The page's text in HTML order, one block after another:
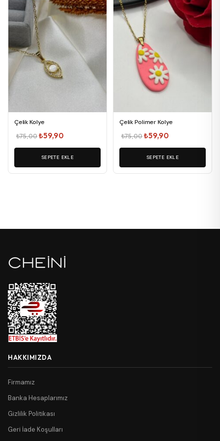
Çelik Kolye
₺75,00Orijinal
fiyat:
₺75,00.
₺59,90
andaki
fiyat:
SEPETE EKLE
Çelik Polimer Kolye
₺75,00Orijinal
fiyat:
₺75,00.
₺59,90
andaki
fiyat:
SEPETE EKLE
HAKKIMIZDA
Firmamız
Banka Hesaplarımız
Gizlilik Politikası
Geri İade Koşulları